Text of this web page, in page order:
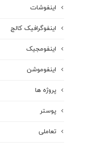
اینفوشات
اینفوگرافیک کالج
اینفومجیک
اینفوموشن
پروژه ها
پوستر
تعاملی